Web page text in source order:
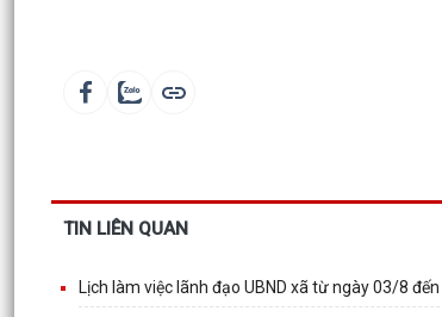
TIN LIÊN QUAN
Lịch làm việc lãnh đạo UBND xã từ ngày 03/8